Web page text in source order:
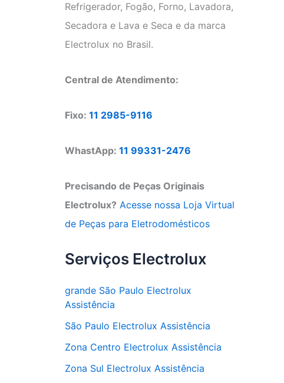
Refrigerador, Fogão, Forno, Lavadora,
Secadora e Lava e Seca e da marca
Electrolux no Brasil.
Central de Atendimento:
Fixo: 11 2985-9116
WhastApp: 11 99331-2476
Precisando de Peças Originais
Electrolux? Acesse nossa Loja Virtual
de Peças para Eletrodomésticos
Serviços Electrolux
grande São Paulo Electrolux
Assistência
São Paulo Electrolux Assistência
Zona Centro Electrolux Assistência
Zona Sul Electrolux Assistência